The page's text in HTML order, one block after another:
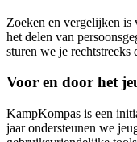
Zoeken en vergelijken is
het delen van
sturen we je
Voor en door het
KampKompas is een
jaar ondersteunen we